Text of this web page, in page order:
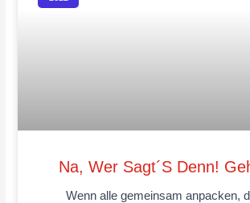
Na, Wer Sagt´s Denn!
Wenn alle gemeinsam anpacken,